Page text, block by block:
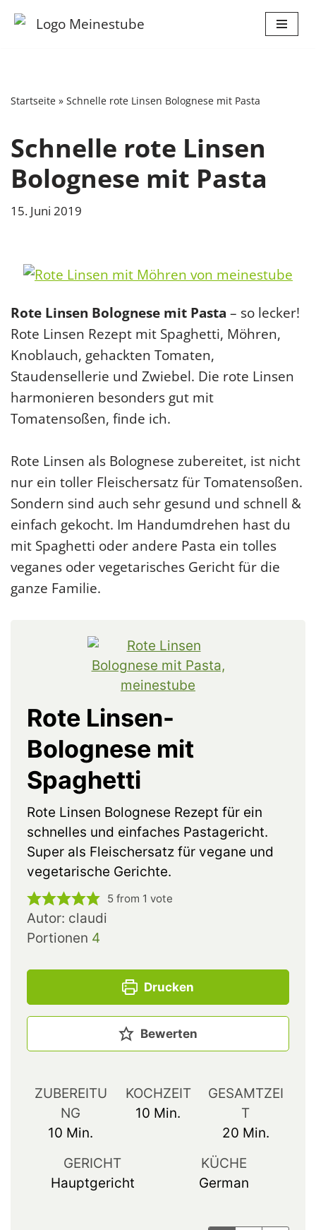
Startseite » Schnelle rote Linsen Bolognese mit Pasta
Schnelle rote Linsen
Bolognese mit Pasta
15. Juni 2019
Rote Linsen Bolognese mit Pasta – so lecker!
Rote Linsen Rezept mit Spaghetti, Möhren,
Knoblauch, gehackten Tomaten,
Staudensellerie und Zwiebel. Die rote Linsen
harmonieren besonders gut mit
Tomatensoßen, finde ich.
Rote Linsen als Bolognese zubereitet, ist nicht
nur ein toller Fleischersatz für Tomatensoßen.
Sondern sind auch sehr gesund und schnell &
einfach gekocht. Im Handumdrehen hast du
mit Spaghetti oder andere Pasta ein tolles
veganes oder vegetarisches Gericht für die
ganze Familie.
Rote Linsen-
Bolognese mit
Spaghetti
Rote Linsen Bolognese Rezept für ein
schnelles und einfaches Pastagericht.
Super als Fleischersatz für vegane und
vegetarische Gerichte.
5 from 1 vote
Autor: claudi
Portionen 4
Drucken
Bewerten
ZUBEREITU
NG
10 Min.
KOCHZEIT
10 Min.
GESAMTZEI
T
20 Min.
GERICHT
Hauptgericht
KÜCHE
German